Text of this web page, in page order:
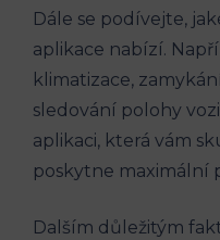
Dále se podívejte,
aplikace nabízí.
klimatizace,
sledování polohy
aplikaci, která vám
poskytne maximální
Dalším důležitým